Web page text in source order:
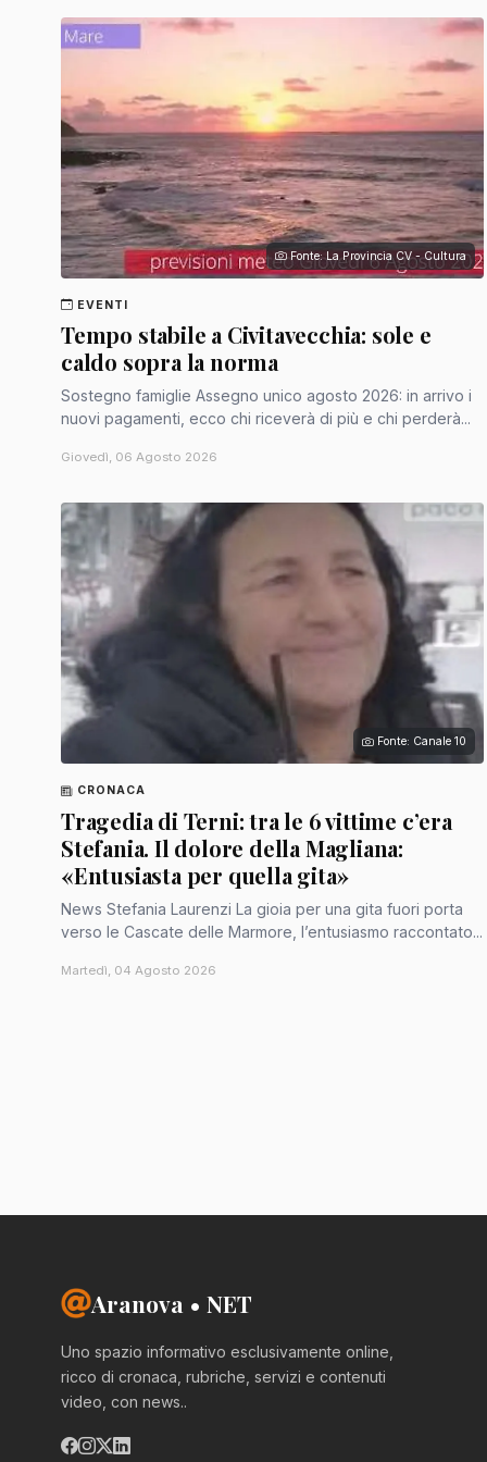
Fonte: La Provincia CV - Cultura
EVENTI
Tempo stabile a Civitavecchia: sole e
caldo sopra la norma
Sostegno famiglie Assegno unico agosto 2026: in arrivo i
nuovi pagamenti, ecco chi riceverà di più e chi perderà...
Giovedì, 06 Agosto 2026
Fonte: Canale 10
CRONACA
Tragedia di Terni: tra le 6 vittime c’era
Stefania. Il dolore della Magliana:
«Entusiasta per quella gita»
News Stefania Laurenzi La gioia per una gita fuori porta
verso le Cascate delle Marmore, l’entusiasmo raccontato...
Martedì, 04 Agosto 2026
Aranova • NET
Uno spazio informativo esclusivamente online,
ricco di cronaca, rubriche, servizi e contenuti
video, con news..